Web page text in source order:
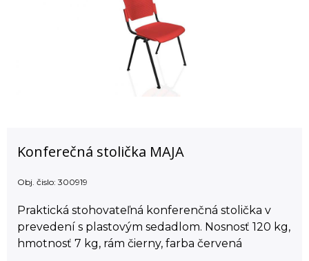
Konferečná stolička MAJA
Obj. čislo: 300919
Praktická stohovateľná konferenčná stolička v
prevedení s plastovým sedadlom. Nosnosť 120 kg,
hmotnosť 7 kg, rám čierny, farba červená